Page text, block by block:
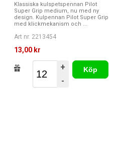
Klassiska kulspetspennan Pilot
Super Grip medium, nu med ny
design. Kulpennan Pilot Super Grip
med klickmekanism och ...
Art nr. 2213454
13,00 kr
+
-
Köp